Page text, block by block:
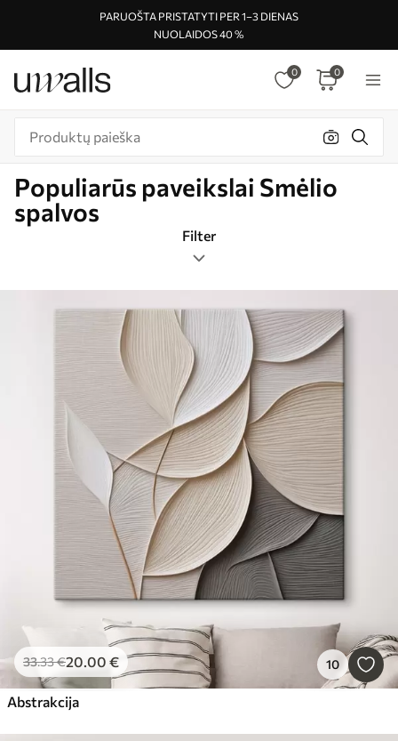
PARUOŠTA PRISTATYTI PER 1–3 DIENAS
NUOLAIDOS 40 %
0 0
Populiarūs paveikslai Smėlio
spalvos
Filter
Žymos
Vaizdo formatas
Smėlio spalvos
Populiarūs paveikslai
Populiariausi
Viską iš naujo nustatyti
33.33€20.00 € 10
Abstrakcija